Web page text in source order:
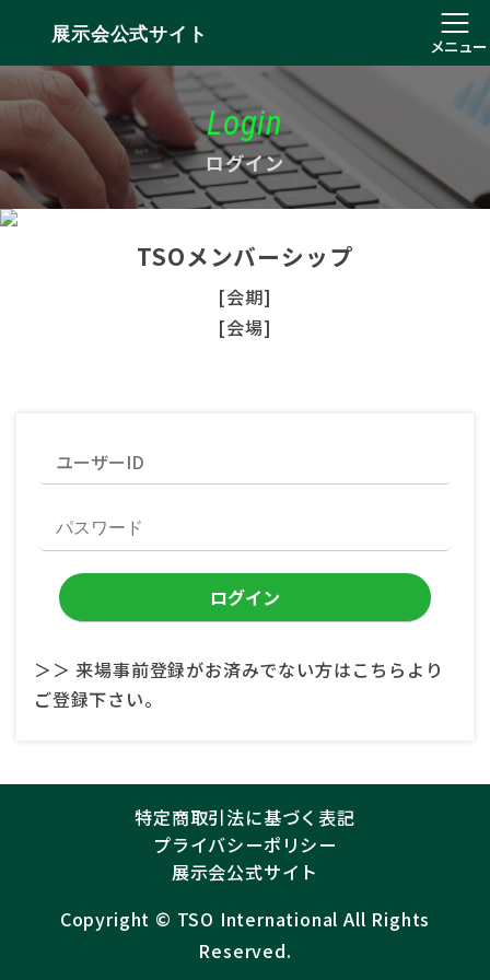
展示会公式サイト
メニュー
Login
ログイン
TSOメンバーシップ
[会期]
[会場]
＞＞ 来場事前登録がお済みでない方はこちらより
ご登録下さい。
特定商取引法に基づく表記
プライバシーポリシー
展示会公式サイト
Copyright ©︎ TSO International All Rights
Reserved.